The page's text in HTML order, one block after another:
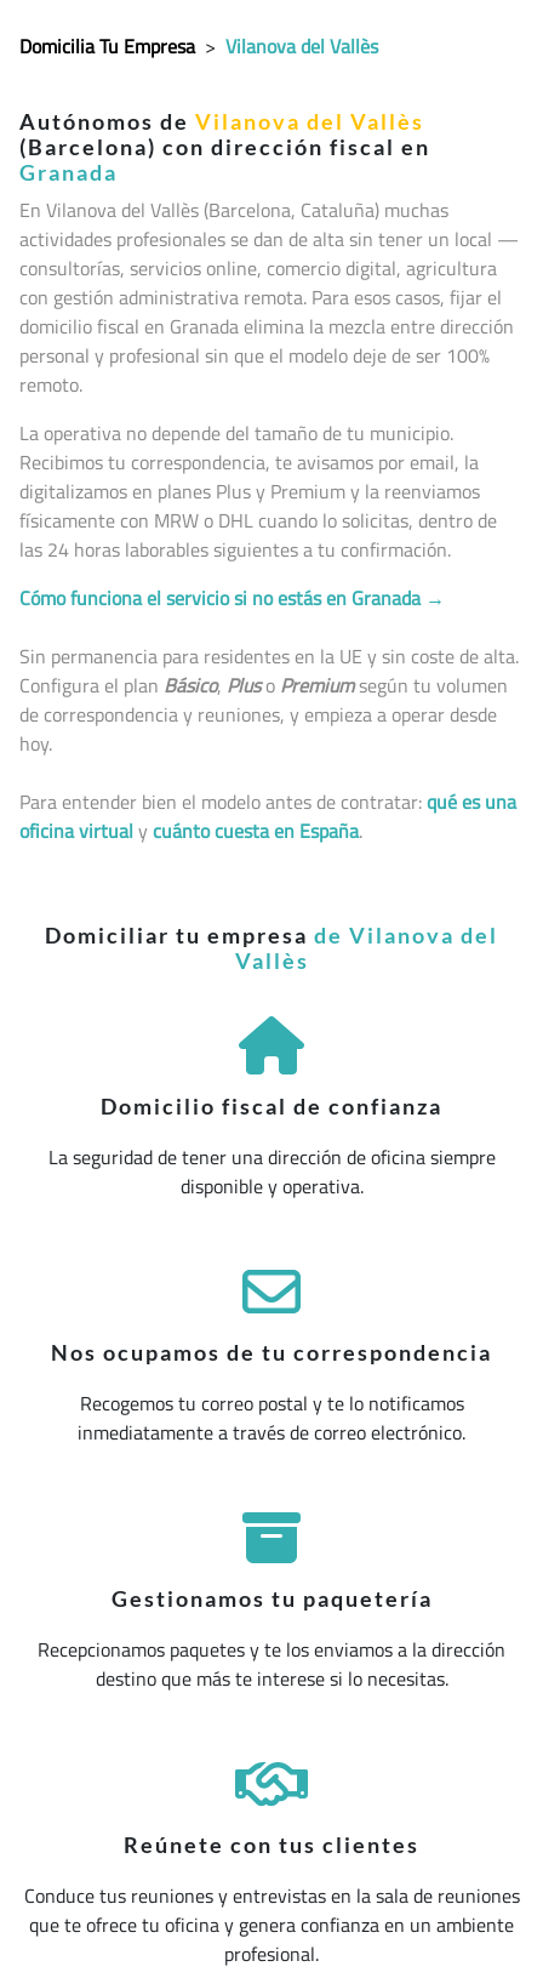
Domicilia Tu Empresa > Vilanova del Vallès
Autónomos de Vilanova del Vallès
(Barcelona) con dirección fiscal en
Granada
En Vilanova del Vallès (Barcelona, Cataluña) muchas
actividades profesionales se dan de alta sin tener un local —
consultorías, servicios online, comercio digital, agricultura
con gestión administrativa remota. Para esos casos, fijar el
domicilio fiscal en Granada elimina la mezcla entre dirección
personal y profesional sin que el modelo deje de ser 100%
remoto.
La operativa no depende del tamaño de tu municipio.
Recibimos tu correspondencia, te avisamos por email, la
digitalizamos en planes Plus y Premium y la reenviamos
físicamente con MRW o DHL cuando lo solicitas, dentro de
las 24 horas laborables siguientes a tu confirmación.
Cómo funciona el servicio si no estás en Granada →
Sin permanencia para residentes en la UE y sin coste de alta.
Configura el plan Básico, Pluso Premiumsegún tu volumen
de correspondencia y reuniones, y empieza a operar desde
hoy.
Para entender bien el modelo antes de contratar:qué es una
oficina virtual ycuánto cuesta en España.
Domiciliar tu empresa de Vilanova del
Vallès
Domicilio fiscal de confianza
La seguridad de tener una dirección de oficina siempre
disponible y operativa.
Nos ocupamos de tu correspondencia
Recogemos tu correo postal y te lo notificamos
inmediatamente a través de correo electrónico.
Gestionamos tu paquetería
Recepcionamos paquetes y te los enviamos a la dirección
destino que más te interese si lo necesitas.
Reúnete con tus clientes
Conduce tus reuniones y entrevistas en la sala de reuniones
que te ofrece tu oficina y genera confianza en un ambiente
profesional.